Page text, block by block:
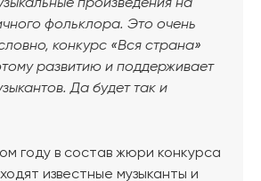
произведения на
фольклора. Это очень
конкурс «Вся страна»
развитию и поддерживает
Да будет так и
году в состав жюри конкурса
известные музыканты и